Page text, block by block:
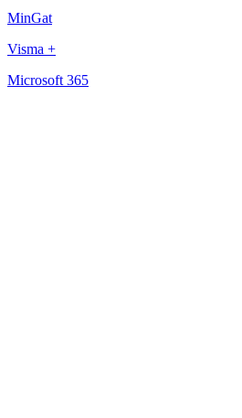
MinGat
Visma +
Microsoft 365